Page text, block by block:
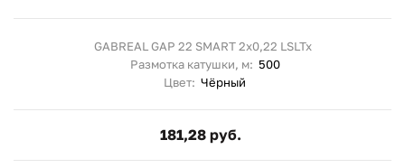
GABREAL GAP 22 SMART 2x0,22 LSLTx
Размотка катушки, м: 500
Цвет: Чёрный
181,28 руб.